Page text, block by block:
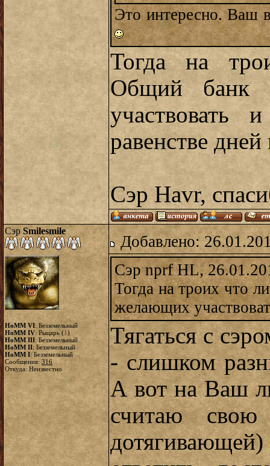
Это интересно. Ваш
Тогда на
Общий банк
участвовать
равенстве
Сэр Havr,
Сэр Smilesmile
HoMM VI: Безземельный
HoMM IV: Рыцарь (1)
HoMM III: Безземельный
HoMM II: Безземельный
HoMM I: Безземельный
Сообщения: 316
Откуда: Неизвестно
Добавлено:
Сэр nprf HL,
Тогда на троих что
желающих
Тягаться с
- слишком
А вот на Ваш
считаю свою